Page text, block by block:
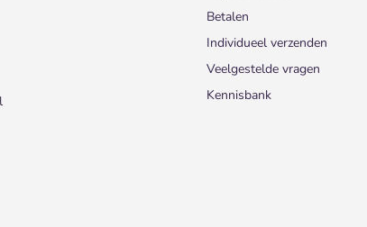
Betalen
Individueel verzenden
Veelgestelde vragen
Kennisbank